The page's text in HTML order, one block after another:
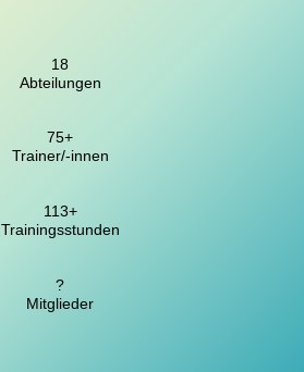
18
Abteilungen
75+
Trainer/-innen
113+
Trainingsstunden
?
Mitglieder